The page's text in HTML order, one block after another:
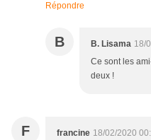
Répondre
B B. Lisama 18/
Ce sont les
deux !
F francine 18/02/2020